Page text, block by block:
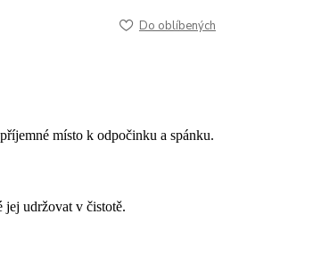
Do oblíbených
místo k odpočinku a spánku.
jej udržovat v čistotě.